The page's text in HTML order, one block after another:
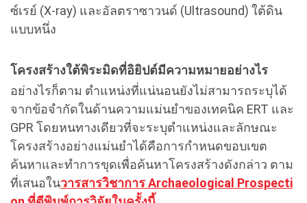
ซ์เรย์ (X-ray) และอัลตราซาวนด์ (Ultrasound) ใต้ดิน
แบบหนึ่ง
โครงสร้างใต้พิระมิดที่อิยิปต์มีความหมายอย่างไร
อย่างไรก็ตาม ตำแหน่งที่แน่นอนยังไม่สามารถระบุได้
จากข้อจำกัดในด้านความแม่นยำของเทคนิค ERT และ
GPR โดยหนทางเดียวที่จะระบุตำแหน่งและลักษณะ
โครงสร้างอย่างแม่นยำได้คือการกำหนดขอบเขต
ค้นหาและทำการขุดเพื่อค้นหาโครงสร้างดังกล่าว ตาม
ที่เสนอในวารสารวิชาการ Archaeological Prospecti